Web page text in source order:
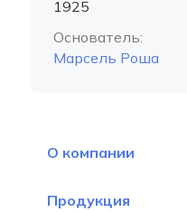
1925
Основатель:
Марсель Роша
О компании
Продукция